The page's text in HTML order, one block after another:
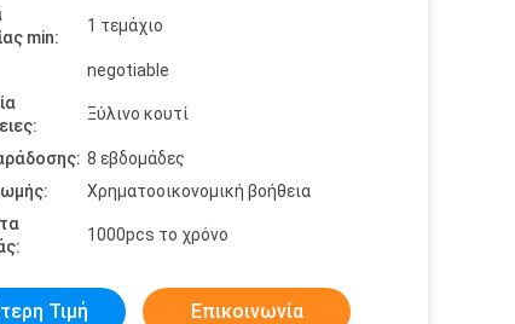
min:
1 τεμάχιο
negotiable
Ξύλινο κουτί
8 εβδομάδες
Χρηματοοικονομική βοήθεια
1000pcs το χρόνο
Τιμή Επικοινωνία